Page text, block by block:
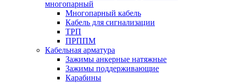
многопарный
Многопарный кабель
Кабель для сигнализации
ТРП
ПРППМ
Кабельная арматура
Зажимы анкерные натяжные
Зажимы поддерживающие
Карабины